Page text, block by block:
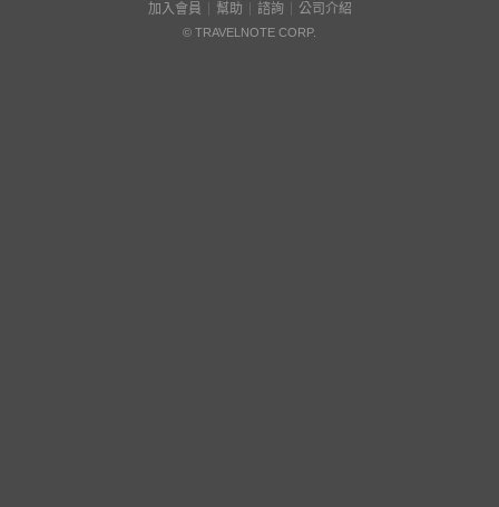
加入會員 幫助 諮詢 公司介紹
© TRAVELNOTE CORP.